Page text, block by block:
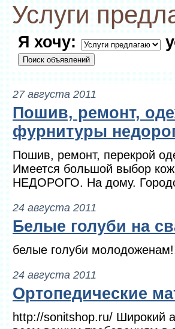
Услуги
Я хочу:
27 августа 2011
Пошив, ремонт,
фурнитуры
Пошив, ремонт, перекрой
Имеется большой выбор
НЕДОРОГО. На дому.
24 августа 2011
Белые голуби на
белые голуби
24 августа 2011
Ортопедические
http://sonitshop.ru/ Широкий